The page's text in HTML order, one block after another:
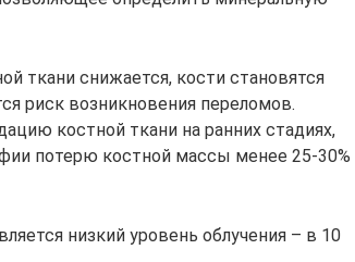
ткани снижается, кости становятся
риск возникновения переломов.
костной ткани на ранних стадиях,
потерю костной массы менее 25-30%
низкий уровень облучения – в 10